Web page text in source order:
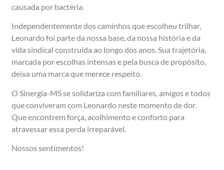
causada por bactéria.
Independentemente dos caminhos que escolheu trilhar,
Leonardo foi parte da nossa base, da nossa história e da
vida sindical construída ao longo dos anos. Sua trajetória,
marcada por escolhas intensas e pela busca de propósito,
deixa uma marca que merece respeito.
O Sinergia-MS se solidariza com familiares, amigos e todos
que conviveram com Leonardo neste momento de dor.
Que encontrem força, acolhimento e conforto para
atravessar essa perda irreparável.
Nossos sentimentos!